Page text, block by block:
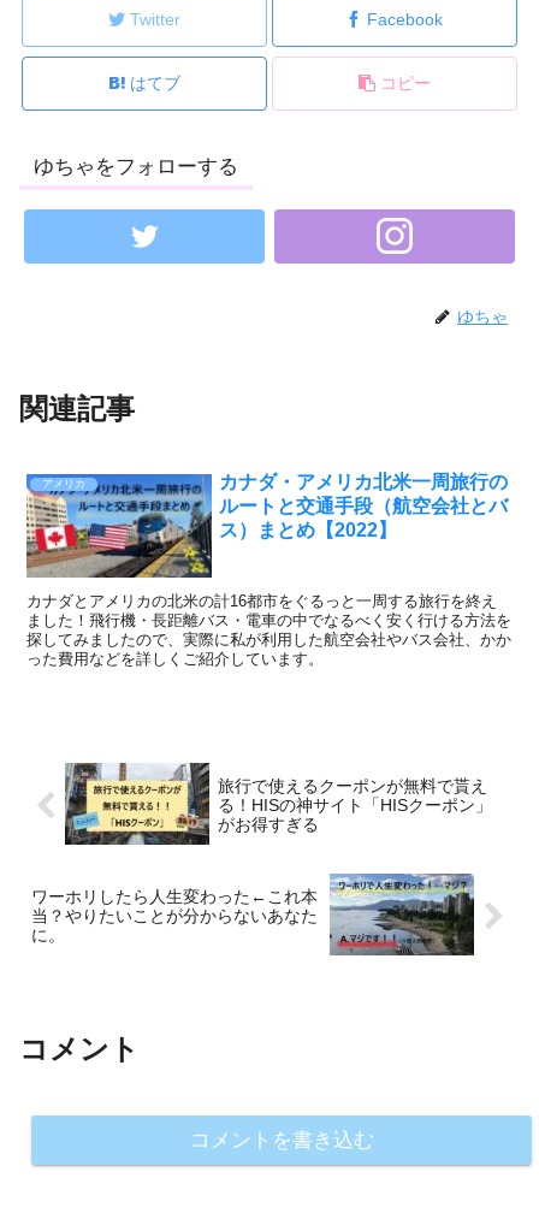
Twitter Facebook
はてブ コピー
ゆちゃをフォローする
ゆちゃ
関連記事
アメリカ
カナダ・アメリカ北米一周旅行の
ルートと交通手段（航空会社とバ
ス）まとめ【2022】
カナダとアメリカの北米の計16都市をぐるっと一周する旅行を終え
ました！飛行機・長距離バス・電車の中でなるべく安く行ける方法を
探してみましたので、実際に私が利用した航空会社やバス会社、かか
った費用などを詳しくご紹介しています。
旅行で使えるクーポンが無料で貰え
る！HISの神サイト「HISクーポン」
がお得すぎる
ワーホリしたら人生変わった←これ本
当？やりたいことが分からないあなた
に。
コメント
コメントを書き込む